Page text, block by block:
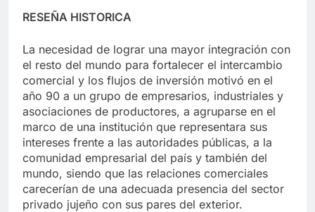
RESEÑA HISTORICA
La necesidad de lograr una mayor integración con
el resto del mundo para fortalecer el intercambio
comercial y los flujos de inversión motivó en el
año 90 a un grupo de empresarios, industriales y
asociaciones de productores, a agruparse en el
marco de una institución que representara sus
intereses frente a las autoridades públicas, a la
comunidad empresarial del país y también del
mundo, siendo que las relaciones comerciales
carecerían de una adecuada presencia del sector
privado jujeño con sus pares del exterior.